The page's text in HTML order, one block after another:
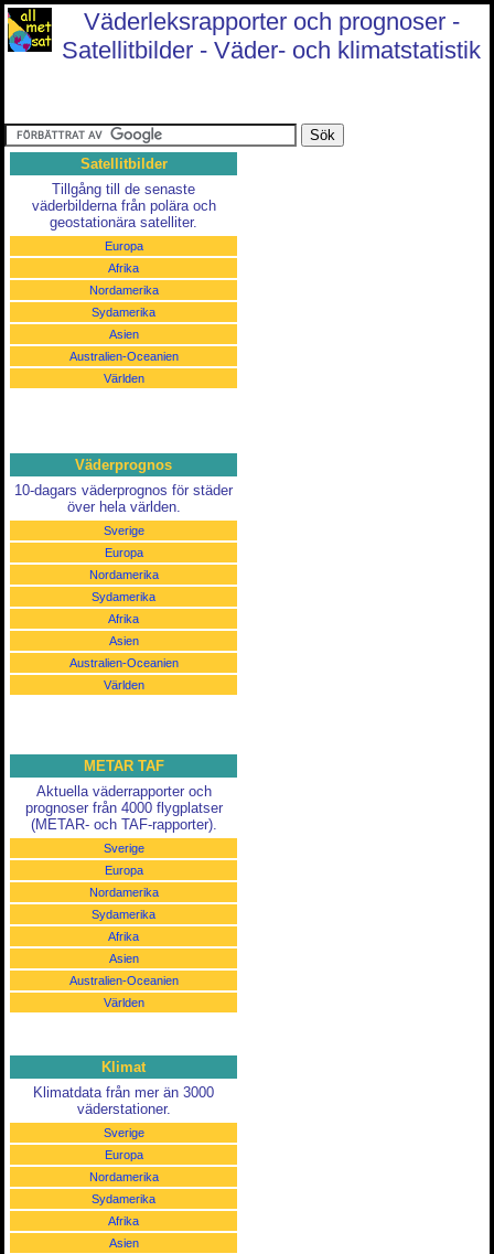
Väderleksrapporter och prognoser -
Satellitbilder - Väder- och klimatstatistik
Satellitbilder
Tillgång till de senaste
väderbilderna från polära och
geostationära satelliter.
Europa
Afrika
Nordamerika
Sydamerika
Asien
Australien-Oceanien
Världen
Väderprognos
10-dagars väderprognos för städer
över hela världen.
Sverige
Europa
Nordamerika
Sydamerika
Afrika
Asien
Australien-Oceanien
Världen
METAR TAF
Aktuella väderrapporter och
prognoser från 4000 flygplatser
(METAR- och TAF-rapporter).
Sverige
Europa
Nordamerika
Sydamerika
Afrika
Asien
Australien-Oceanien
Världen
Klimat
Klimatdata från mer än 3000
väderstationer.
Sverige
Europa
Nordamerika
Sydamerika
Afrika
Asien